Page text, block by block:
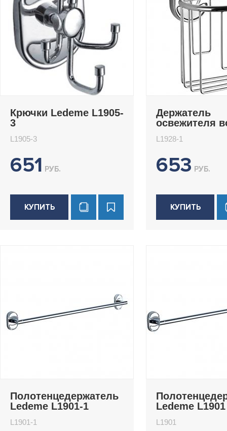
Крючки Ledeme L1905-
3
L1905-3
651 РУБ.
КУПИТЬ
Держатель
освежителя
L1928-1
653 РУБ.
КУПИТЬ
Полотенцедержатель
Ledeme L1901-1
L1901-1
Ledeme L1901
L1901